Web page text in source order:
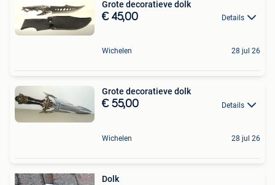
Grote decoratieve dolk
€ 45,00 Details
Wichelen 28 jul 26
Grote decoratieve dolk
€ 55,00 Details
Wichelen 28 jul 26
Dolk